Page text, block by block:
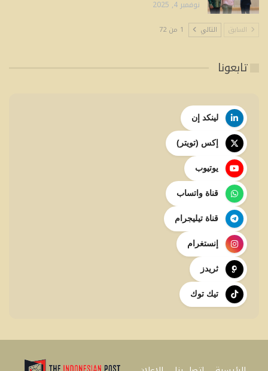
نوفمبر 4, 2025
السابق التالي 1 من 72
تابعونا
لينكد إن
إكس (تويتر)
يوتيوب
قناة واتساب
قناة تيليجرام
إنستغرام
ثريدز
تيك توك